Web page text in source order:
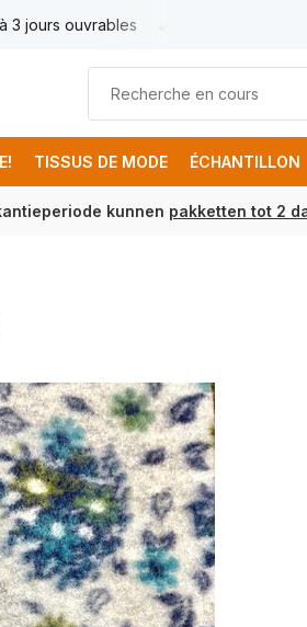
3 jours ouvrables
TISSUS DE MODE ÉCHANTILLON
kunnen pakketten tot 2